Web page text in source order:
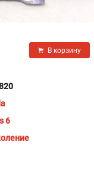
В корзину
6